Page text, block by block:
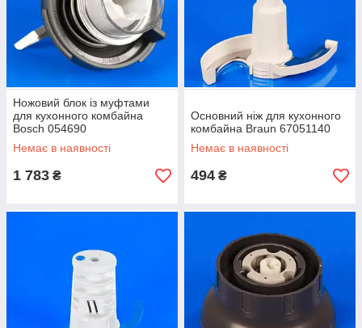
Ножовий блок із муфтами
для кухонного комбайна
Bosch 054690
Немає в наявності
1 783 ₴
Основний ніж для кухонного
комбайна Braun 67051140
Немає в наявності
494 ₴